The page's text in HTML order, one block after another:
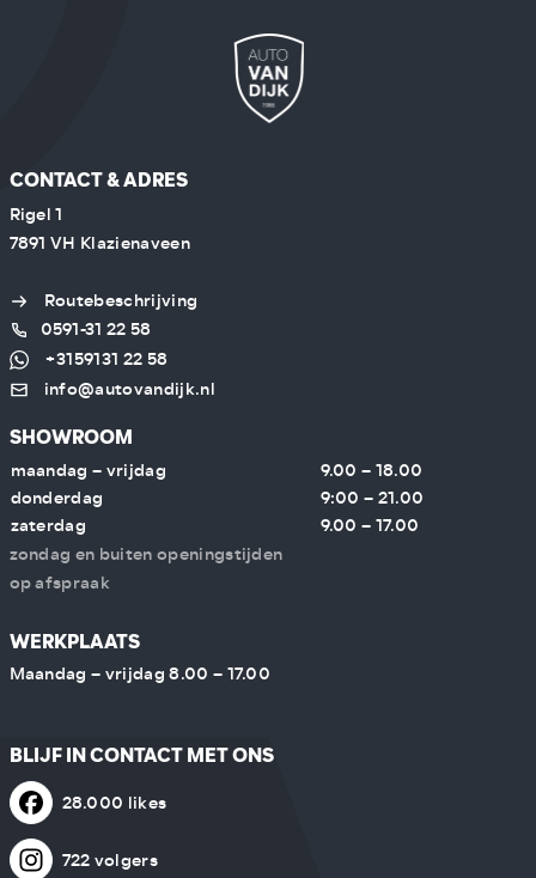
CONTACT & ADRES
Rigel 1
7891 VH Klazienaveen
Routebeschrijving
0591-31 22 58
+3159131 22 58
info@autovandijk.nl
SHOWROOM
maandag – vrijdag
9.00 – 18.00
donderdag
9:00 – 21.00
zaterdag
9.00 – 17.00
zondag en buiten openingstijden
op afspraak
WERKPLAATS
Maandag – vrijdag 8.00 – 17.00
BLIJF IN CONTACT MET ONS
28.000 likes
722 volgers